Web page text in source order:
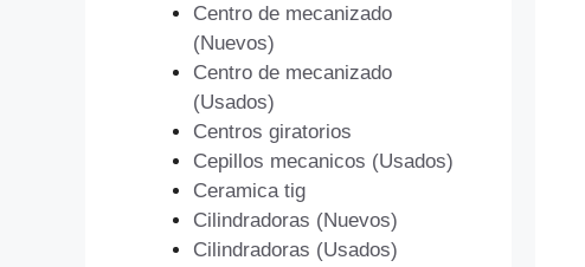
Centro de mecanizado
(Nuevos)
Centro de mecanizado
(Usados)
Centros giratorios
Cepillos mecanicos (Usados)
Ceramica tig
Cilindradoras (Nuevos)
Cilindradoras (Usados)